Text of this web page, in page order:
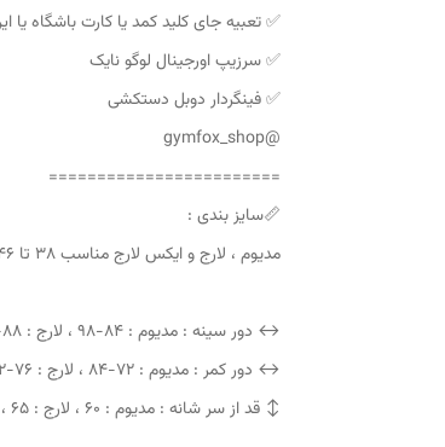
✅ تعبیه جای کلید کمد یا کارت باشگاه یا
✅ سرزیپ اورجینال لوگو نایک
✅ فینگردار دوبل دستکشی
@gymfox_shop
========================
📏سایز بندی :
مدیوم ، لارج ‌و ایکس لارج مناسب ۳۸ تا ۴۶
↔️ دور سینه : مدیوم : ۸۴-۹۸ ، لارج : ۸۸-۱۰۶ ، ایکس لارج : ۹۲-۱۱۴
↔️ دور کمر : مدیوم : ۷۲-۸۴ ، لارج : ۷۶-۹۲ ، ایکس لارج : ۸۴-۱۰۴
↕️ قد از سر شانه : مدیوم : ۶۰ ، لارج : ۶۵ ، ایکس لارج: ۶۶